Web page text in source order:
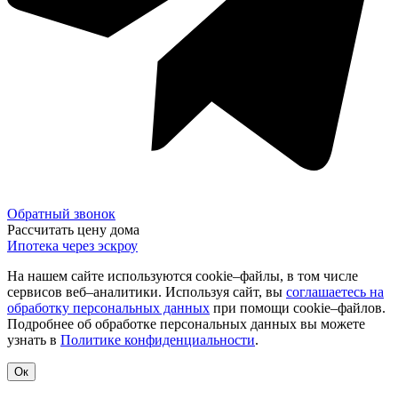
Обратный звонок
Рассчитать цену дома
Ипотека через эскроу
На нашем сайте используются cookie–файлы, в том числе
сервисов веб–аналитики. Используя сайт, вы соглашаетесь на
обработку персональных данных при помощи cookie–файлов.
Подробнее об обработке персональных данных вы можете
узнать в Политике конфиденциальности.
Ок